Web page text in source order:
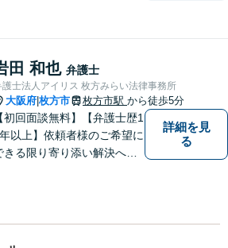
ご相談ください。【労災事
：9年前の事故でも数千万円
賠償を獲得】
田 和也 弁護士
護士法人アイリス 枚方みらい法律事務所
大阪府 枚方市 枚方市駅 から徒歩5分
【初回面談無料】【弁護士歴1
以上】依頼者様のご希望に
きる限り寄り添い解決へと
婦カウンセラーの資格保有
詳細を見
る